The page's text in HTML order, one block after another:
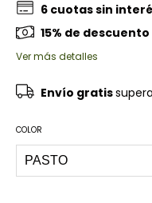
6 cuotas sin
15% de descuento
Ver más detalles
Envío gratis
COLOR